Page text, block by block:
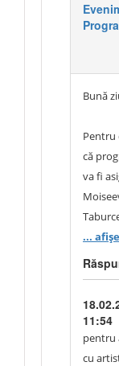
Bună
Pentru
că
va fi
Pentru
cine va
Caietul
...
11:54
pentru
cu